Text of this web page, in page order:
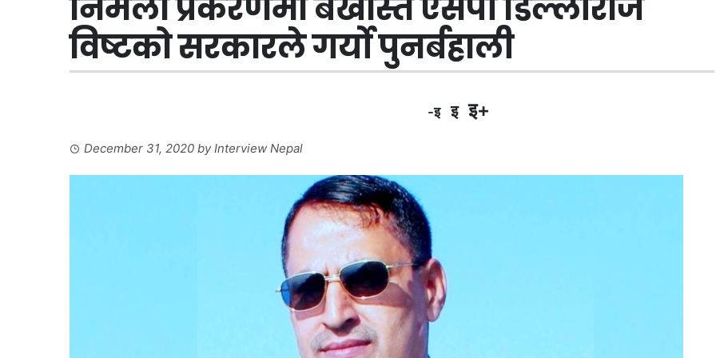
विष्टको सरकारले गर्यो पुनर्बहाली
-इ इ इ+
December 31, 2020 byInterview Nepal